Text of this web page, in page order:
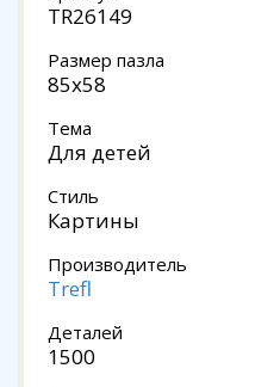
TR26149
Размер пазла
85x58
Тема
Для детей
Стиль
Картины
Производитель
Trefl
Деталей
1500